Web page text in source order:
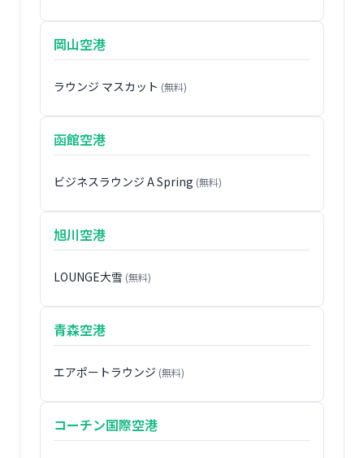
岡山空港
ラウンジ マスカット (無料)
函館空港
ビジネスラウンジ A Spring (無料)
旭川空港
LOUNGE大雪 (無料)
青森空港
エアポートラウンジ (無料)
コーチン国際空港